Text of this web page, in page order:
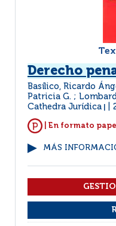
Derecho
Basílico, Ricardo
Patricia G. ;
Cathedra Jurídica
| En formato
MÁS